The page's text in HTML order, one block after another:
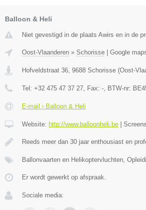
Balloon & Heli
Niet gevestigd in de plaats Awirs en in de
Oost-Vlaanderen » Schorisse Google
Hofveldstraat 36, 9688 Schorisse (Oost-
Tel: +32 475 47 37 27, Fax: -, BTW-nr:
E-mail › Balloon & Heli
Website: http://www.balloonheli.be
Reeds meer dan 30 jaar enthousiast en
Ballonvaarten en Helikoptervluchten,
Er wordt gewerkt op afspraak.
Sociale media: